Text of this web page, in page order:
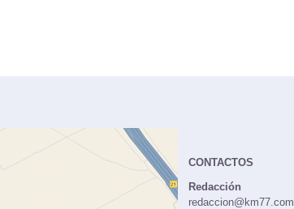
CONTACTOS
Redacción
redaccion@km77.com